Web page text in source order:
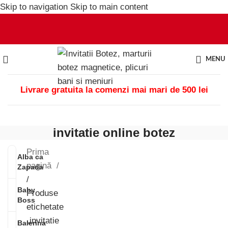
Skip to navigation Skip to main content
MENU
Livrare gratuita la comenzi mai mari de 500 lei
invitatie online botez
Alba ca
Zapada
Baby
Boss
Balerina
Prima
pagină
/
Produse
etichetate
„invitatie